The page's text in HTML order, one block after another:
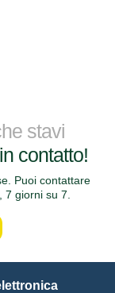
stavi
contatto!
Puoi contattare
giorni su 7.